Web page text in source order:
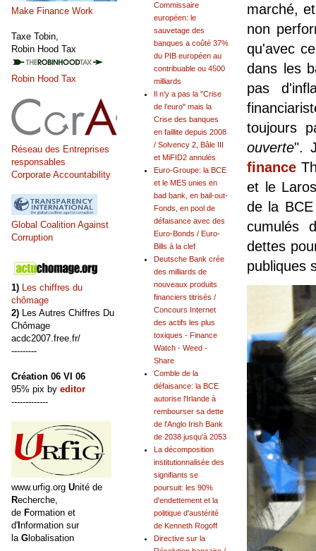
marché,
non
qu'avec
dans les
pas
toujours
ouverte".
finance
et le
de la
cumulés
dettes
publiques
Commissaire
européen: le
sauvetage des
banques a coûté 37%
du PIB européen au
contribuable ou 4500
milliards
Il n’y a pas la "Crise
de l’euro" mais la
Crise des banques
en faillite depuis 2008
/ Solvency 2, Bâle III
et MiFID2 annulés
Euro-Groupe: la BCE
et le MES unies en
bad bank, en bail-out-
Fonds, en pool de
défaisance avec des
Euro-Bonds / Euro-
Bills à la clef
Deutsche Bank crée
des milliards de
nouveaux produits
financiers titrisés /
Concours Internet
des actifs les plus
toxiques - Finance
Watch - Weed -
Share
Comble de la
défaisance: la BCE
autorise l'Irlande à
rembourser sa dette
de l'Anglo Irish Bank
de 2038 jusqu'à 2053
La décomposition
institutionnalisée des
signifiants se
poursuit: les 90%
d'endettement et la
politique d'austérité
de Kenneth Rogoff
Directive sur la
Make Finance Work
Taxe Tobin,
Robin Hood Tax
Robin Hood Tax
Réseau des Entreprises
responsables
Corporate Accountability
Global Coalition Against
Corruption
1) Les chiffres du
chômage
2) Les Autres Chiffres Du
Chômage
acdc2007.free.fr/
---------
Création 06 VI 06
95% pix by editor
-------------
www.urfig.org Unité de
Recherche,
de Formation et
d'Information sur
la Globalisation